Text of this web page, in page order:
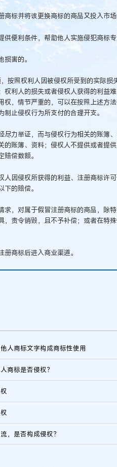
商标并将该更换商标的商品又投入市场
供便利条件，帮助他人实施侵犯商标专
损害的。
按照权利人因被侵权所受到的实际损
权利人的损失或者侵权人获得的利益
权，情节严重的，可以在按照上述方
止侵权行为所支付的合理开支。
尽力举证，而与侵权行为相关的账簿
的账簿、资料；侵权人不提供或者提
偿数额。
人因侵权所获得的利益、注册商标许
的赔偿。
求，对属于假冒注册商标的商品，除
，责令销毁，且不予补偿；或者在特
商标后进入商业渠道。
人商标文字构成商标性使用
商标是否侵权？
，是否构成侵权？